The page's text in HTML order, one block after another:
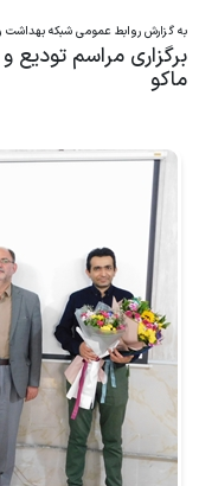
روابط عمومی
مرکز فوریت115
نظارت بر مواد غذایی و
فناوری اطلاعات(IT)
سلامت دهان و دندان
جلب مشارکت های
پایگاه مراقبت مرزی
مرکز آموزش بهورزی
آزمایشگاه مولکولی
آزمایشگاه مرکز بهداشت
به گزارش روابط عمومی شبکه بهداشت
برگزاری مراسم
ماکو